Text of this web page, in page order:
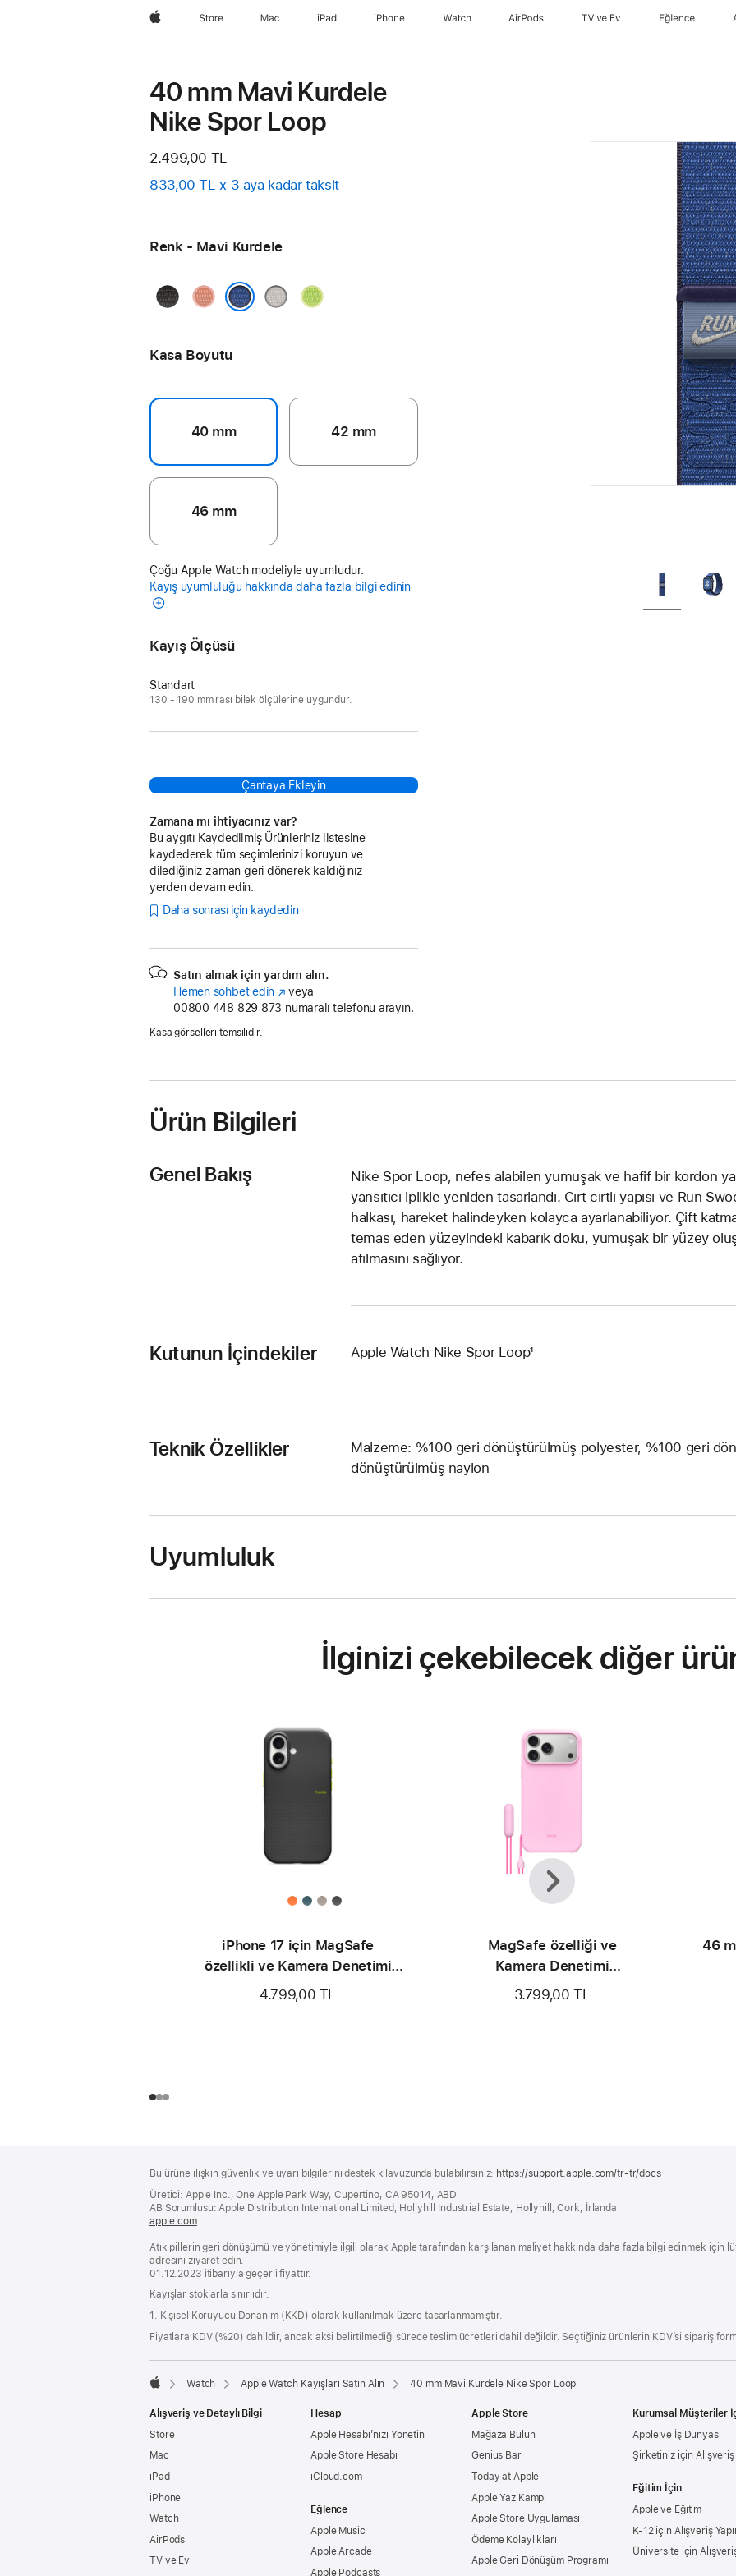
wzlhp Store Mac iPad iPhone Watch AirPods TV ve Ev Eğlence
40 mm Mavi Kurdele
Nike Spor Loop
2.499,00 TL
833,00 TL x 3 aya kadar taksit
Renk - Mavi Kurdele
Gece
Alp
Uçuk
Volt
Kasa Boyutu
40 mm 42 mm
46 mm
Çoğu Apple Watch modeliyle uyumludur.
Kayış uyumluluğu hakkında daha fazla bilgi edinin
Kayış Ölçüsü
Standart
130 - 190 mm rası bilek ölçülerine uygundur.
Çantaya Ekleyin
Zamana mı ihtiyacınız var?
Bu aygıtı Kaydedilmiş Ürünleriniz listesine
kaydederek tüm seçimlerinizi koruyun ve
dilediğiniz zaman geri dönerek kaldığınız
yerden devam edin.
Daha sonrası için kaydedin
Satın almak için yardım alın.
Hemen sohbet edin (Yeni
pencerede
veya
00800 448 829 873 numaralı telefonu arayın.
Kasa görselleri temsilidir.
Ürün Bilgileri
Genel Bakış
Nike Spor Loop, nefes alabilen yumuşak ve hafif bir kordon
yansıtıcı iplikle yeniden tasarlandı. Cırt cırtlı yapısı ve Run
halkası, hareket halindeyken kolayca ayarlanabiliyor. Çift
temas eden yüzeyindeki kabarık doku, yumuşak bir yüzey
atılmasını sağlıyor.
Kutunun İçindekiler Apple Watch Nike Spor Loop¹
Teknik Özellikler
Malzeme: %100 geri dönüştürülmüş polyester, %100 geri
dönüştürülmüş naylon
Uyumluluk
İlginizi çekebilecek diğer
iPhone 17 için MagSafe
özellikli ve Kamera Denetimi
düğmeli Beats Rugged Kılıf -
Everest Siyahı
4.799,00 TL
MagSafe özelliği ve
Kamera Denetimi
düğmesine sahip Beats
iPhone 17 Pro Max
3.799,00 TL
46
Önceki
Sonraki
Bilgi
Bu ürüne ilişkin güvenlik ve uyarı bilgilerini destek kılavuzunda bulabilirsiniz: https://support.apple.com/tr-tr/docs(yeni
Üretici: Apple Inc., One Apple Park Way, Cupertino, CA 95014, ABD
AB Sorumlusu: Apple Distribution International Limited, Hollyhill Industrial Estate, Hollyhill, Cork, İrlanda
apple.com(yeni
pencerede
açılır)
Atık pillerin geri dönüşümü ve yönetimiyle ilgili olarak Apple tarafından karşılanan maliyet hakkında daha fazla bilgi edinmek için
adresini ziyaret edin.
01.12.2023 itibarıyla geçerli fiyattır.
Kayışlar stoklarla sınırlıdır.
1. Kişisel Koruyucu Donanım (KKD) olarak kullanılmak üzere tasarlanmamıştır.
Fiyatlara KDV (%20) dahildir, ancak aksi belirtilmediği sürece teslim ücretleri dahil değildir. Seçtiğiniz ürünlerin KDV’si sipariş
Watch Apple Watch Kayışları Satın Alın 40 mm Mavi Kurdele Nike Spor Loop
Alışveriş ve Detaylı Bilgi
Store
Mac
iPad
iPhone
Watch
AirPods
TV ve Ev
Hesap
Apple Hesabı’nızı Yönetin
Apple Store Hesabı
iCloud.com
Eğlence
Apple Music
Apple Arcade
Apple Podcasts
Apple Store
Mağaza Bulun
Genius Bar
Today at Apple
Apple Yaz Kampı
Apple Store Uygulaması
Ödeme Kolaylıkları
Apple Geri Dönüşüm Programı
Kurumsal Müşteriler
Apple ve İş Dünyası
Şirketiniz için Alışveriş
Eğitim İçin
Apple ve Eğitim
K-12 için Alışveriş
Üniversite için